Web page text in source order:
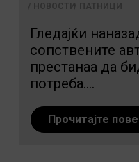
НОВОСТИ
Гледајќи
сопствените
престанаа да
потреба....
Прочитајте